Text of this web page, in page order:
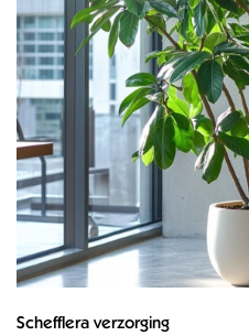
Schefflera verzorging